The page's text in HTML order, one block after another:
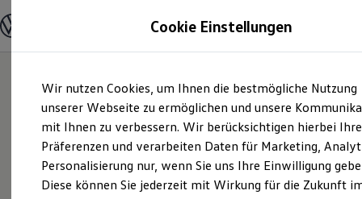
Hauptinhalt
springen
Footer
springen
Modelle und Konfigurator
Modelle vergleichen
Elektroautos
ENERGY Sondermodelle
Nutzfahrzeuge
SUV und CUV
Familienautos
Kombis
Kompaktwagen
Sportwagen
Cookie Einstellungen
Wir nutzen Cookies, um Ihnen die bestmögliche Nutzung
unserer Webseite zu ermöglichen und unsere
mit Ihnen zu verbessern. Wir berücksichtigen hierbei Ihre
Präferenzen und verarbeiten Daten für Marketing,
Personalisierung nur, wenn Sie uns Ihre Einwilligung
Diese können Sie jederzeit mit Wirkung für die Zukunft